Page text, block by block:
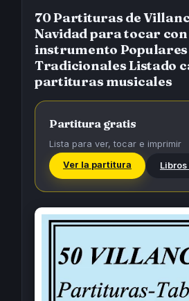
70 Partituras de
Navidad para tocar
instrumento Populares
Tradicionales Listado
partituras musicales
Partitura gratis
Lista para ver, tocar e imprimir
Ver la partitura
Libros